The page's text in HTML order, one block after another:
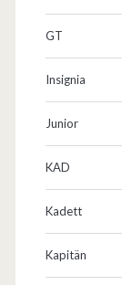
GT
Insignia
Junior
KAD
Kadett
Kapitän